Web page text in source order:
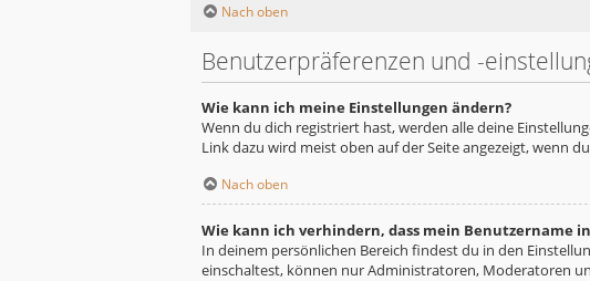
Nach oben
Benutzerpräferenzen und -
Wie kann ich meine Einstellungen ändern?
Wenn du dich registriert hast, werden alle deine
Link dazu wird meist oben auf der Seite angezeigt, wenn
Nach oben
Wie kann ich verhindern, dass mein Benutzername
In deinem persönlichen Bereich findest du in den
einschaltest, können nur Administratoren, Moderatoren